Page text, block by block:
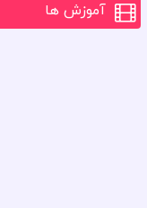
آموزش ها